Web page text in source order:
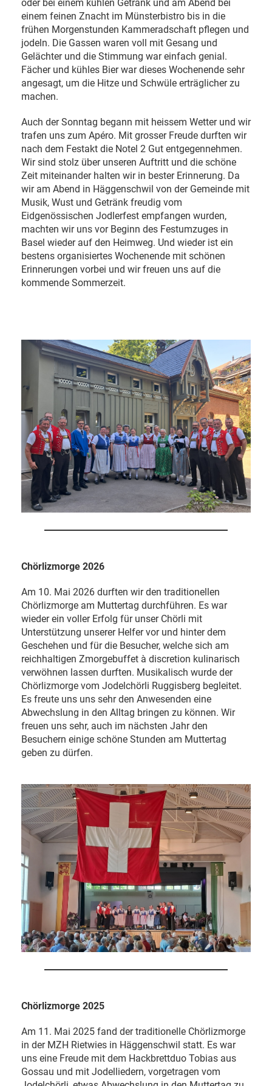
oder bei einem kühlen Getränk und am Abend bei
einem feinen Znacht im Münsterbistro bis in die
frühen Morgenstunden Kammeradschaft pflegen und
jodeln. Die Gassen waren voll mit Gesang und
Gelächter und die Stimmung war einfach genial.
Fächer und kühles Bier war dieses Wochenende sehr
angesagt, um die Hitze und Schwüle erträglicher zu
machen.
Auch der Sonntag begann mit heissem Wetter und wir
trafen uns zum Apéro. Mit grosser Freude durften wir
nach dem Festakt die Notel 2 Gut entgegennehmen.
Wir sind stolz über unseren Auftritt und die schöne
Zeit miteinander halten wir in bester Erinnerung. Da
wir am Abend in Häggenschwil von der Gemeinde mit
Musik, Wust und Getränk freudig vom
Eidgenössischen Jodlerfest empfangen wurden,
machten wir uns vor Beginn des Festumzuges in
Basel wieder auf den Heimweg. Und wieder ist ein
bestens organisiertes Wochenende mit schönen
Erinnerungen vorbei und wir freuen uns auf die
kommende Sommerzeit.
Chörlizmorge 2026
Am 10. Mai 2026 durften wir den traditionellen
Chörlizmorge am Muttertag durchführen. Es war
wieder ein voller Erfolg für unser Chörli mit
Unterstützung unserer Helfer vor und hinter dem
Geschehen und für die Besucher, welche sich am
reichhaltigen Zmorgebuffet à discretion kulinarisch
verwöhnen lassen durften. Musikalisch wurde der
Chörlizmorge vom Jodelchörli Ruggisberg begleitet.
Es freute uns uns sehr den Anwesenden eine
Abwechslung in den Alltag bringen zu können. Wir
freuen uns sehr, auch im nächsten Jahr den
Besuchern einige schöne Stunden am Muttertag
geben zu dürfen.
Chörlizmorge 2025
Am 11. Mai 2025 fand der traditionelle Chörlizmorge
in der MZH Rietwies in Häggenschwil statt. Es war
uns eine Freude mit dem Hackbrettduo Tobias aus
Gossau und mit Jodelliedern, vorgetragen vom